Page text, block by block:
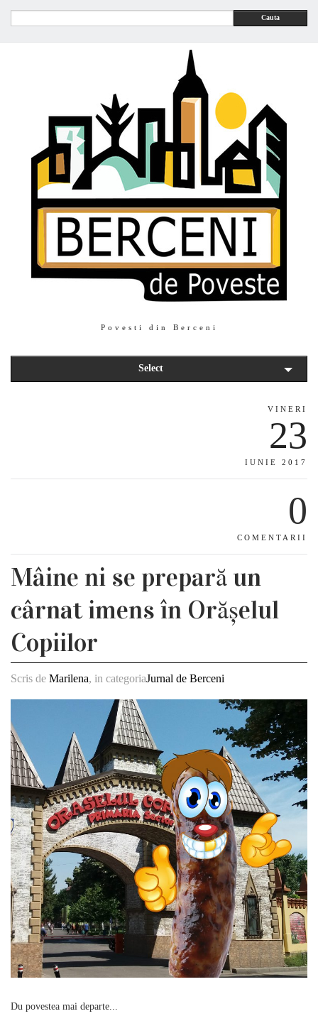
Cauta
Povesti din Berceni
Select
VINERI
23
IUNIE 2017
0
COMENTARII
Mâine ni se prepară un
cârnat imens în Orășelul
Copiilor
Scris de Marilena, in categoriaJurnal de Berceni
Du povestea mai departe...